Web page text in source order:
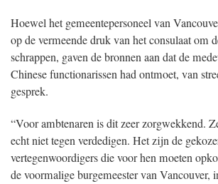
Hoewel het gemeentepersoneel van
op de vermeende druk van het consulaat om
schrappen, gaven de bronnen aan dat de
Chinese functionarissen had ontmoet, van
gesprek.
“Voor ambtenaren is dit zeer zorgwekkend.
echt niet tegen verdedigen. Het zijn de
vertegenwoordigers die voor hen moeten
de voormalige burgemeester van Vancouver,